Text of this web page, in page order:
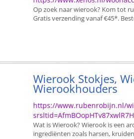
Op zoek naar wierook? Kom tot
Gratis verzending vanaf €45*.
Wierook Stokjes,
Wierookhouders
https://www.rubenrobijn.nl/
Wat is Wierook? Wierook is een
ingrediënten zoals harsen,